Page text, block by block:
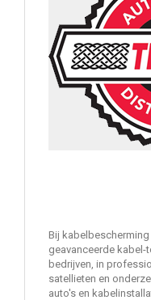
Bij
geavanceerde
bedrijven, in
satellieten en
auto's en